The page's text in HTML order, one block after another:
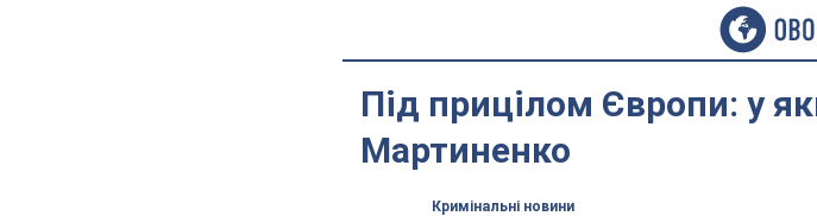
Під прицілом Європи: у
Мартиненко
Кримінальні новини